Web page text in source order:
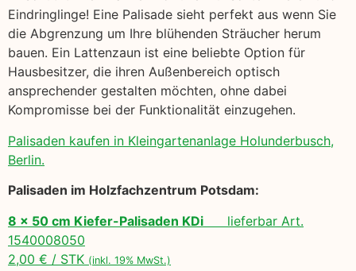
Eindringlinge! Eine Palisade sieht perfekt aus wenn Sie
die Abgrenzung um Ihre blühenden Sträucher herum
bauen. Ein Lattenzaun ist eine beliebte Option für
Hausbesitzer, die ihren Außenbereich optisch
ansprechender gestalten möchten, ohne dabei
Kompromisse bei der Funktionalität einzugehen.
Palisaden kaufen in Kleingartenanlage Holunderbusch,
Berlin.
Palisaden im Holzfachzentrum Potsdam:
8 x 50 cm Kiefer-Palisaden KDi lieferbar Art.
1540008050
2,00 € / STK (inkl. 19% MwSt.)